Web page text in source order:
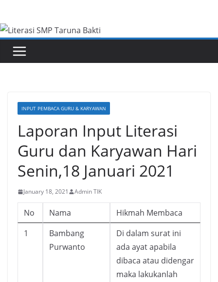
content
INPUT PEMBACA GURU & KARYAWAN
Laporan Input Literasi
Guru dan Karyawan Hari
Senin,18 Januari 2021
January 18, 2021 Admin TIK
No Nama
Hikmah Membaca
1
Bambang
Purwanto
Di dalam surat ini
ada ayat apabila
dibaca atau didengar
maka lakukanlah